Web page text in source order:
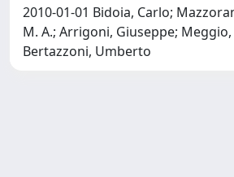
2010-01-01 Bidoia, Carlo;
M. A.; Arrigoni, Giuseppe; Meggio,
Bertazzoni, Umberto